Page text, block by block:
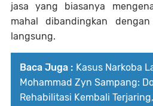
jasa yang biasanya
mahal dibandingkan
langsung.
Baca Juga : Kasus Narkoba
Mohammad Zyn Sampang:
Rehabilitasi Kembali